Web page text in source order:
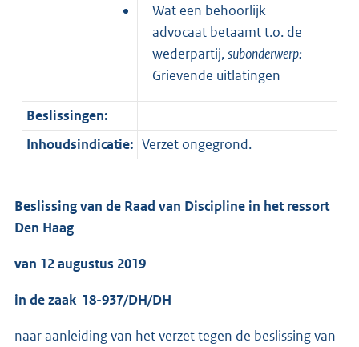
Wat een behoorlijk
advocaat betaamt t.o. de
wederpartij,subonderwerp:
Grievende uitlatingen
Beslissingen:
Inhoudsindicatie: Verzet ongegrond.
Beslissing van de Raad van Discipline in het ressort
Den Haag
van 12 augustus 2019
in de zaak 18-937/DH/DH
naar aanleiding van het verzet tegen de beslissing van